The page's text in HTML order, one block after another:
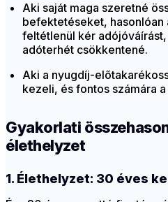
Aki saját maga szeretné
befektetéseket, hasonlóan
feltétlenül kér
adóterhét csökkentené.
Aki a nyugdíj-
kezeli, és fontos számára
Gyakorlati
élethelyzet
1. Élethelyzet: 30 éves